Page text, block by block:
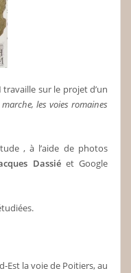
travaille sur le projet d’un
les voies romaines
, à l’aide de photos
Dassiéet Google
Est la voie de Poitiers, au